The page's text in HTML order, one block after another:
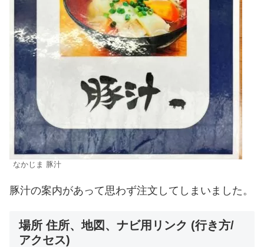
なかじま 豚汁
豚汁の案内があって思わず注文してしまいました。
場所 住所、地図、ナビ用リンク (行き方/
アクセス)